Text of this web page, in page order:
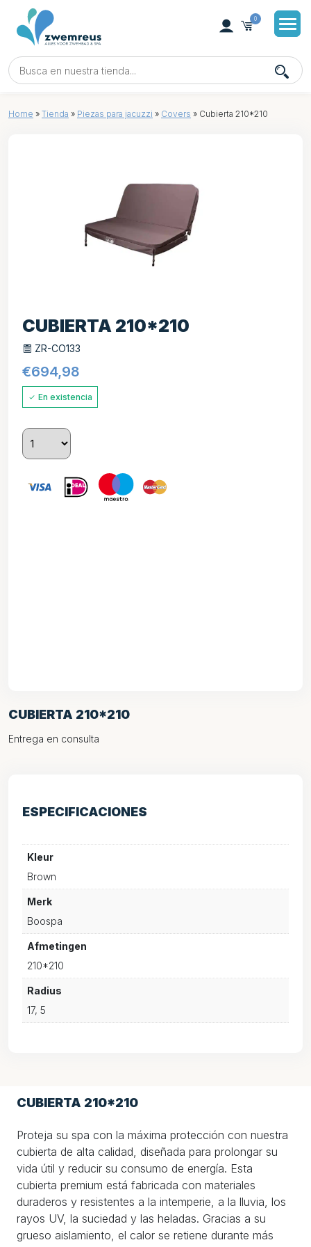
0
Home » Tienda » Piezas para jacuzzi » Covers » Cubierta 210*210
CUBIERTA 210*210
Entrega en consulta
ESPECIFICACIONES
Kleur
Brown
Merk
Boospa
Afmetingen
210*210
Radius
17, 5
CUBIERTA 210*210
ZR-CO133
€694,98
En existencia
CUBIERTA 210*210
Proteja su spa con la máxima protección con nuestra
cubierta de alta calidad, diseñada para prolongar su
vida útil y reducir su consumo de energía. Esta
cubierta premium está fabricada con materiales
duraderos y resistentes a la intemperie, a la lluvia, los
rayos UV, la suciedad y las heladas. Gracias a su
grueso aislamiento, el calor se retiene durante más